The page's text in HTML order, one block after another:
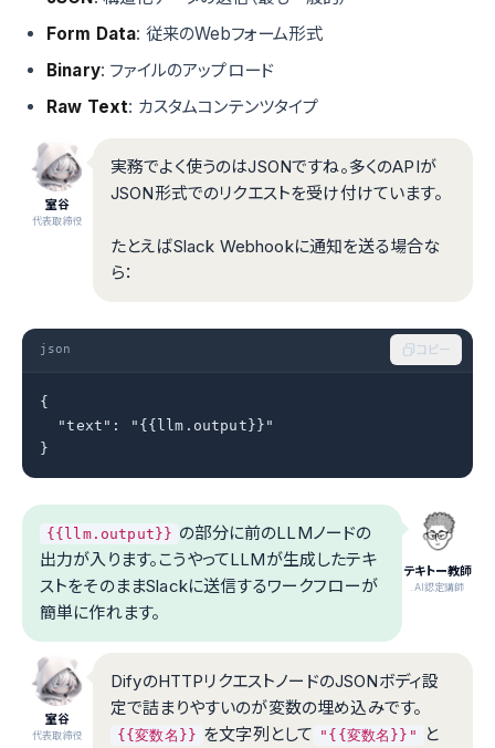
Form Data: 従来のWebフォーム形式
Binary: ファイルのアップロード
Raw Text: カスタムコンテンツタイプ
室谷
代表取締役
実務でよく使うのはJSONですね。多くのAPIが
JSON形式でのリクエストを受け付けています。
たとえばSlack Webhookに通知を送る場合な
ら：
json コピー
{
  "text": "{{llm.output}}"
}
テキトー教師
.AI認定講師
{{llm.output}} の部分に前のLLMノードの
出力が入ります。こうやってLLMが生成したテキ
ストをそのままSlackに送信するワークフローが
簡単に作れます。
室谷
代表取締役
DifyのHTTPリクエストノードのJSONボディ設
定で詰まりやすいのが変数の埋め込みです。
{{変数名}} を文字列として "{{変数名}}"
と